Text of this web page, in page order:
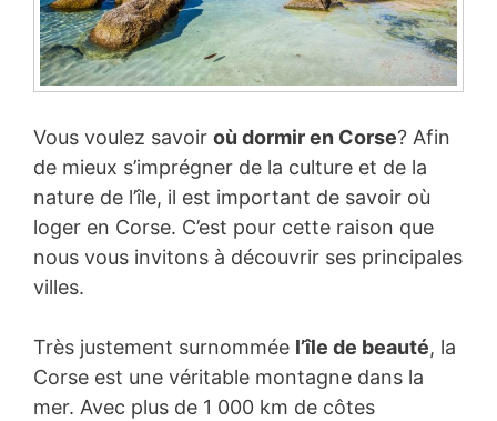
Vous voulez savoir où dormir en Corse? Afin
de mieux s’imprégner de la culture et de la
nature de l’île, il est important de savoir où
loger en Corse. C’est pour cette raison que
nous vous invitons à découvrir ses principales
villes.
Très justement surnommée l’île de beauté, la
Corse est une véritable montagne dans la
mer. Avec plus de 1 000 km de côtes